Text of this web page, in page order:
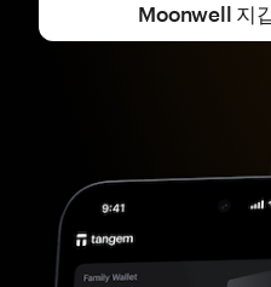
Moonwell 지